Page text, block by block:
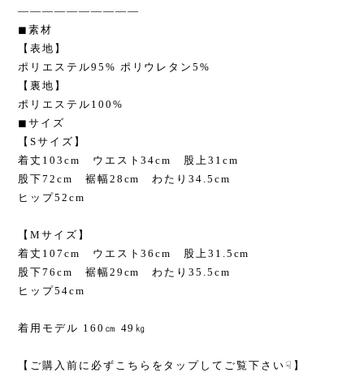
——————————
◼︎素材
【表地】
ポリエステル95% ポリウレタン5%
【裏地】
ポリエステル100%
◼︎サイズ
【Sサイズ】
着丈103cm ウエスト34cm 股上31cm
股下72cm 裾幅28cm わたり34.5cm
ヒップ52cm
【Mサイズ】
着丈107cm ウエスト36cm 股上31.5cm
股下76cm 裾幅29cm わたり35.5cm
ヒップ54cm
着用モデル 160㎝ 49㎏
【ご購入前に必ずこちらをタップしてご覧下さい☟】